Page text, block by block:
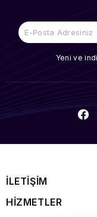
Yeni ve
İLETİŞİM
HİZMETLER